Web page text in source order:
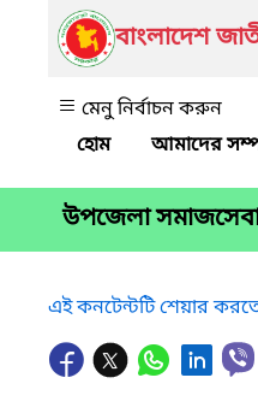
বাংলাদেশ
মেনু নির্বাচন করুন
আমাদের
উপজেলা
এই কনটেন্টটি শেয়ার